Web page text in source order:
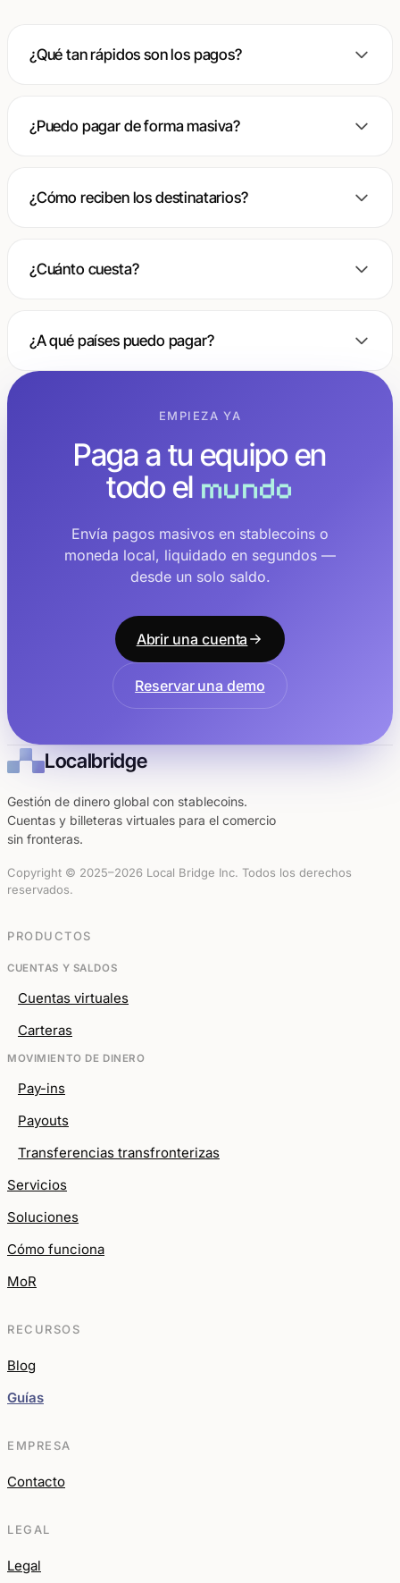
¿Qué tan rápidos son los pagos?
¿Puedo pagar de forma masiva?
¿Cómo reciben los destinatarios?
¿Cuánto cuesta?
¿A qué países puedo pagar?
EMPIEZA YA
Paga a tu equipo en
todo el mundo
Envía pagos masivos en stablecoins o
moneda local, liquidado en segundos —
desde un solo saldo.
Abrir una cuenta
Reservar una demo
Localbridge
Gestión de dinero global con stablecoins.
Cuentas y billeteras virtuales para el comercio
sin fronteras.
Copyright © 2025–2026 Local Bridge Inc. Todos los derechos
reservados.
PRODUCTOS
CUENTAS Y SALDOS
Cuentas virtuales
Carteras
MOVIMIENTO DE DINERO
Pay-ins
Payouts
Transferencias transfronterizas
Servicios
Soluciones
Cómo funciona
MoR
RECURSOS
Blog
Guías
EMPRESA
Contacto
LEGAL
Legal